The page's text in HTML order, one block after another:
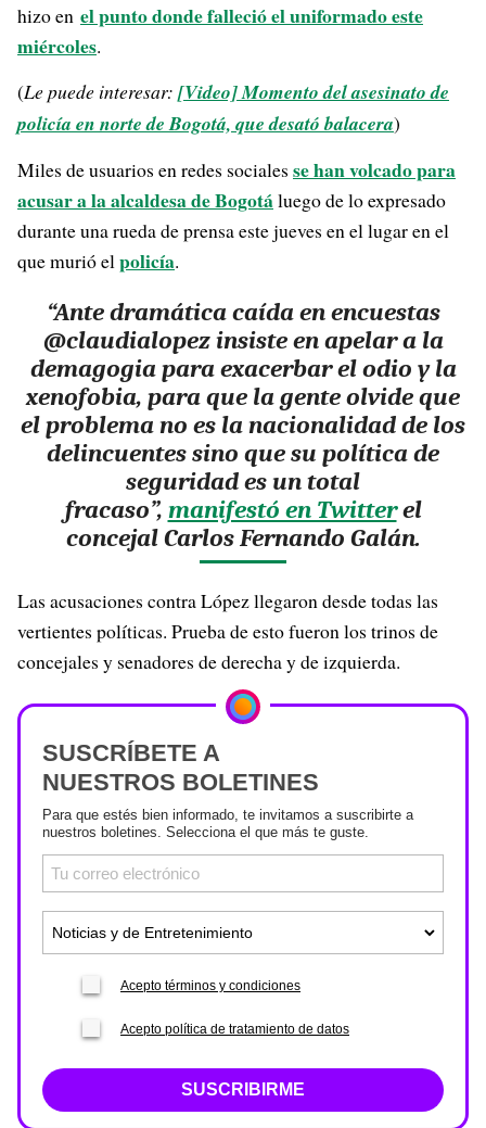
hizo en el punto donde falleció el uniformado este
miércoles.
(Le puede interesar: [Video] Momento del asesinato de
policía en norte de Bogotá, que desató balacera)
Miles de usuarios en redes sociales se han volcado para
acusar a la alcaldesa de Bogotáluego de lo expresado
durante una rueda de prensa este jueves en el lugar en el
que murió elpolicía.
“Ante dramática caída en encuestas
@claudialopez insiste en apelar a la
demagogia para exacerbar el odio y la
xenofobia, para que la gente olvide que
el problema no es la nacionalidad de los
delincuentes sino que su política de
seguridad es un total
fracaso”, manifestó en Twitterel
concejal Carlos Fernando Galán.
Las acusaciones contra López llegaron desde todas las
vertientes políticas. Prueba de esto fueron los trinos de
concejales y senadores de derecha y de izquierda.
SUSCRÍBETE A
NUESTROS BOLETINES
Para que estés bien informado, te invitamos a suscribirte a
nuestros boletines. Selecciona el que más te guste.
Acepto términos y condiciones
Acepto política de tratamiento de datos
SUSCRIBIRME